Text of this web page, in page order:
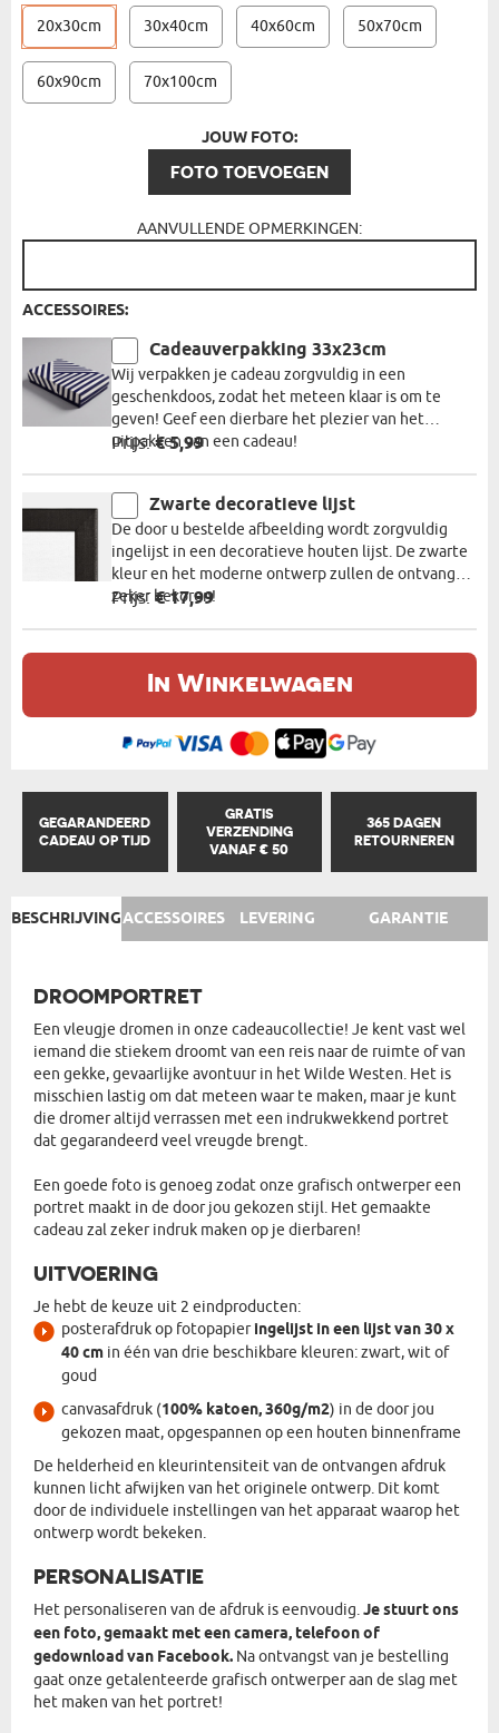
20x30cm 30x40cm 40x60cm 50x70cm
60x90cm 70x100cm
JOUW FOTO:
FOTO TOEVOEGEN
AANVULLENDE OPMERKINGEN:
ACCESSOIRES:
Cadeauverpakking 33x23cm
Wij verpakken je cadeau zorgvuldig in een
geschenkdoos, zodat het meteen klaar is om te
geven! Geef een dierbare het plezier van het
uitpakken van een cadeau!
Prijs:€ 5,99
Zwarte decoratieve lijst
De door u bestelde afbeelding wordt zorgvuldig
ingelijst in een decoratieve houten lijst. De zwarte
kleur en het moderne ontwerp zullen de ontvanger
zeker bekoren!
Prijs:€ 17,99
In Winkelwagen
GEGARANDEERD
CADEAU OP TIJD
GRATIS
VERZENDING
VANAF € 50
365 DAGEN
RETOURNEREN
BESCHRIJVINGACCESSOIRES LEVERING GARANTIE
DROOMPORTRET
Een vleugje dromen in onze cadeaucollectie! Je kent vast wel
iemand die stiekem droomt van een reis naar de ruimte of van
een gekke, gevaarlijke avontuur in het Wilde Westen. Het is
misschien lastig om dat meteen waar te maken, maar je kunt
die dromer altijd verrassen met een indrukwekkend portret
dat gegarandeerd veel vreugde brengt.
Een goede foto is genoeg zodat onze grafisch ontwerper een
portret maakt in de door jou gekozen stijl. Het gemaakte
cadeau zal zeker indruk maken op je dierbaren!
UITVOERING
Je hebt de keuze uit 2 eindproducten:
posterafdruk op fotopapieringelijst in een lijst van 30 x
40 cm in één van drie beschikbare kleuren: zwart, wit of
goud
canvasafdruk (100% katoen, 360g/m2) in de door jou
gekozen maat, opgespannen op een houten binnenframe
De helderheid en kleurintensiteit van de ontvangen afdruk
kunnen licht afwijken van het originele ontwerp. Dit komt
door de individuele instellingen van het apparaat waarop het
ontwerp wordt bekeken.
PERSONALISATIE
Het personaliseren van de afdruk is eenvoudig. Je stuurt ons
een foto, gemaakt met een camera, telefoon of
gedownload van Facebook. Na ontvangst van je bestelling
gaat onze getalenteerde grafisch ontwerper aan de slag met
het maken van het portret!